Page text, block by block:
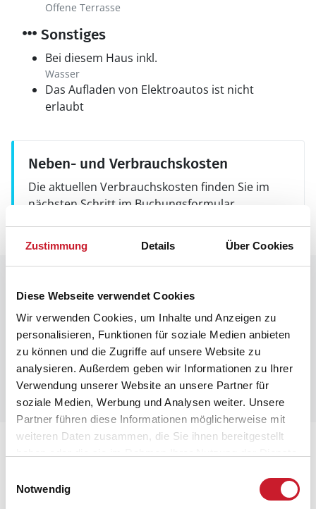
Zustimmung Details Über Cookies
Diese Webseite verwendet Cookies
Wir verwenden Cookies, um Inhalte und Anzeigen zu
personalisieren, Funktionen für soziale Medien anbieten
zu können und die Zugriffe auf unsere Website zu
analysieren. Außerdem geben wir Informationen zu Ihrer
Verwendung unserer Website an unsere Partner für
soziale Medien, Werbung und Analysen weiter. Unsere
Partner führen diese Informationen möglicherweise mit
weiteren Daten zusammen, die Sie ihnen bereitgestellt
Notwendig
Offene Terrasse
Sonstiges
Bei diesem Haus inkl.
Wasser
Das Aufladen von Elektroautos ist nicht
erlaubt
Neben- und Verbrauchskosten
Die aktuellen Verbrauchskosten finden Sie im
nächsten Schritt im Buchungsformular.
Adresse